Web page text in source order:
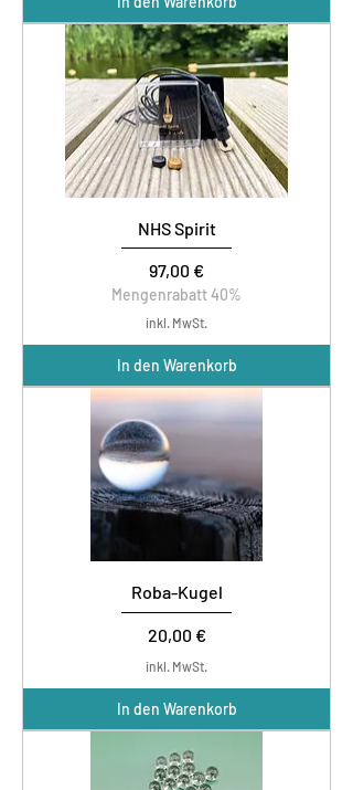
NHS Spirit
Preis
97,00 €
Mengenrabatt 40%
inkl. MwSt.
In den Warenkorb
Roba-Kugel
Preis
20,00 €
inkl. MwSt.
In den Warenkorb